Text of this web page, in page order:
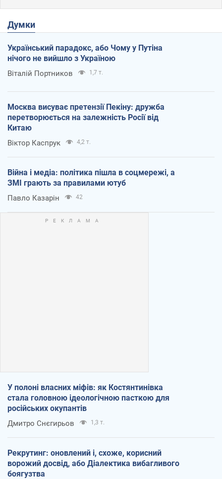
Думки
Український парадокс, або Чому у Путіна
нічого не вийшло з Україною
Віталій Портников 1,7 т.
Москва висуває претензії Пекіну: дружба
перетворюється на залежність Росії від
Китаю
Віктор Каспрук 4,2 т.
Війна і медіа: політика пішла в соцмережі, а
ЗМІ грають за правилами ютуб
Павло Казарін 42
У полоні власних міфів: як Костянтинівка
стала головною ідеологічною пасткою для
російських окупантів
Дмитро Снєгирьов 1,3 т.
Рекрутинг: оновлений і, схоже, корисний
ворожий досвід, або Діалектика вибагливого
боягузтва